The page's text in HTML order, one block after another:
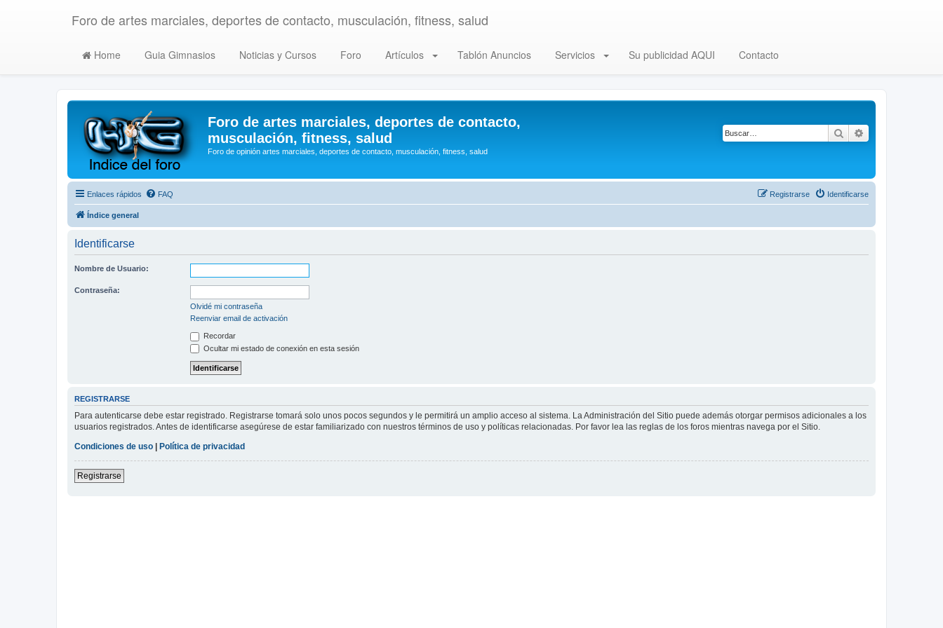
Foro de artes marciales, deportes de contacto, musculación, fitness, salud
Home Guia Gimnasios Noticias y Cursos Foro Artículos Tablón Anuncios Servicios Su publicidad AQUI Contacto
Foro de artes marciales, deportes de contacto,
musculación, fitness, salud
Foro de opinión artes marciales, deportes de contacto, musculación, fitness, salud
Buscar
Enlaces rápidos FAQ Identificarse
Registrarse
Índice general
Identificarse
Nombre de Usuario:
Contraseña:
Olvidé mi contraseña
Reenviar email de activación
Recordar
Ocultar mi estado de conexión en esta sesión
REGISTRARSE
Para autenticarse debe estar registrado. Registrarse tomará solo unos pocos segundos y le permitirá un amplio acceso al sistema. La Administración del Sitio puede además otorgar permisos adicionales a los
usuarios registrados. Antes de identificarse asegúrese de estar familiarizado con nuestros términos de uso y políticas relacionadas. Por favor lea las reglas de los foros mientras navega por el Sitio.
Condiciones de uso | Política de privacidad
Registrarse